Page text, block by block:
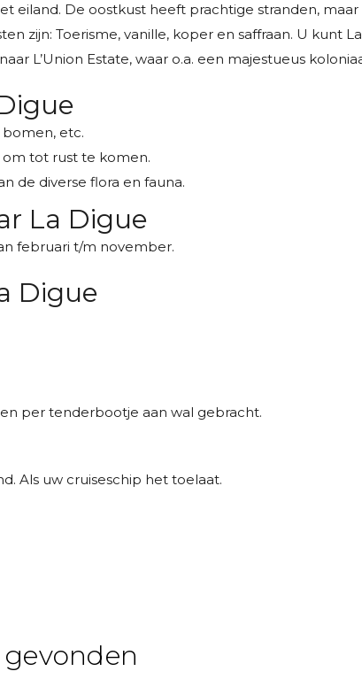
eiland. De oostkust heeft prachtige stranden,
zijn: Toerisme, vanille, koper en saffraan. U kunt
L’Union Estate, waar o.a. een majestueus
bomen, etc.
om tot rust te komen.
de diverse flora en fauna.
La Digue
februari t/m november.
Digue
per tenderbootje aan wal gebracht.
Als uw cruiseschip het toelaat.